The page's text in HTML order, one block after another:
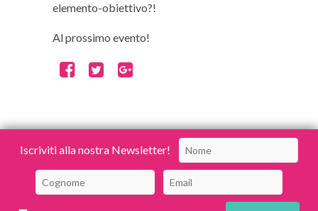
elemento-obiettivo?!
Al prossimo evento!
Iscriviti alla nostra Newsletter!